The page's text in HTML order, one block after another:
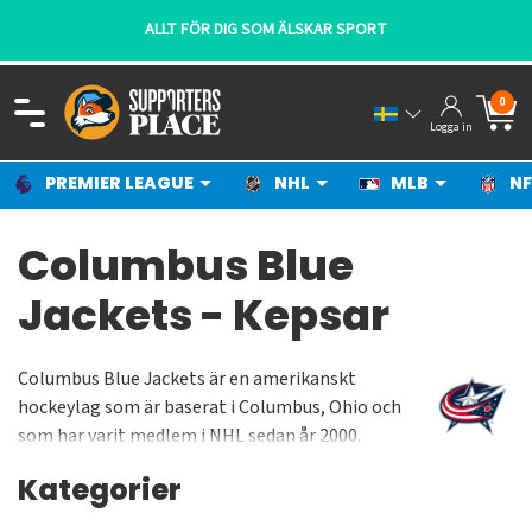
ALLT FÖR DIG SOM ÄLSKAR SPORT
Logga in
0
PREMIER LEAGUE NHL MLB
Columbus Blue
Jackets - Kepsar
Columbus Blue Jackets är en amerikanskt
hockeylag som är baserat i Columbus, Ohio och
som har varit medlem i NHL sedan år 2000.
Nationwide Arena. Arenan byggdes i samma skede
Kategorier